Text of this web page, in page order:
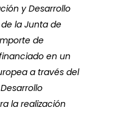
y Desarrollo
de la Junta de
de
en un
a través del
la realización